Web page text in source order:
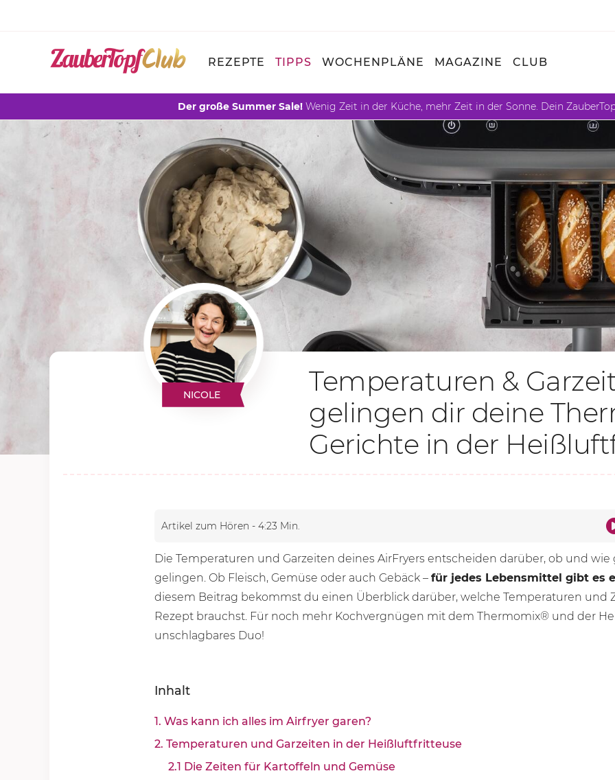
REZEPTE TIPPS WOCHENPLÄNE MAGAZINE CLUB
Der große Summer Sale! Wenig Zeit in der Küche, mehr Zeit in der Sonne. Dein
NICOLE
Temperaturen &
gelingen dir deine
Gerichte in der
Artikel zum Hören - 4:23 Min.
Die Temperaturen und Garzeiten deines AirFryers entscheiden darüber, ob und
gelingen. Ob Fleisch, Gemüse oder auch Gebäck –für jedes Lebensmittel gibt es
diesem Beitrag bekommst du einen Überblick darüber, welche Temperaturen und
Rezept brauchst. Für noch mehr Kochvergnügen mit dem Thermomix® und der
unschlagbares Duo!
Inhalt
1. Was kann ich alles im Airfryer garen?
2. Temperaturen und Garzeiten in der Heißluftfritteuse
2.1 Die Zeiten für Kartoffeln und Gemüse